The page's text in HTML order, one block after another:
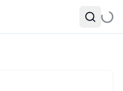
把它拆清楚
感動」，而是：他喂給